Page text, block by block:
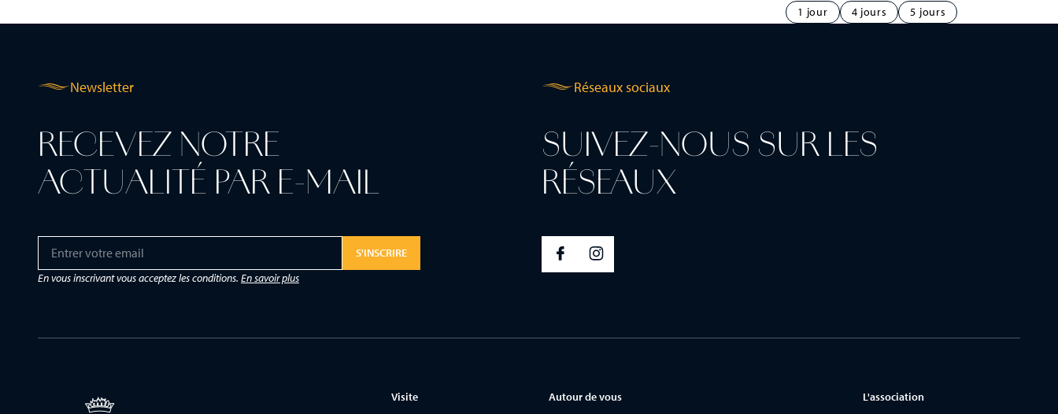
1 jour 4 jours 5 jours
Newsletter
RECEVEZ NOTRE
ACTUALITÉ PAR E-MAIL
a
E
a
i
S'INSCRIRE
En vous inscrivant vous acceptez les conditions. En savoir plus
Réseaux sociaux
SUIVEZ-NOUS SUR LES
RÉSEAUX
Visite
Autour de vous
L'association